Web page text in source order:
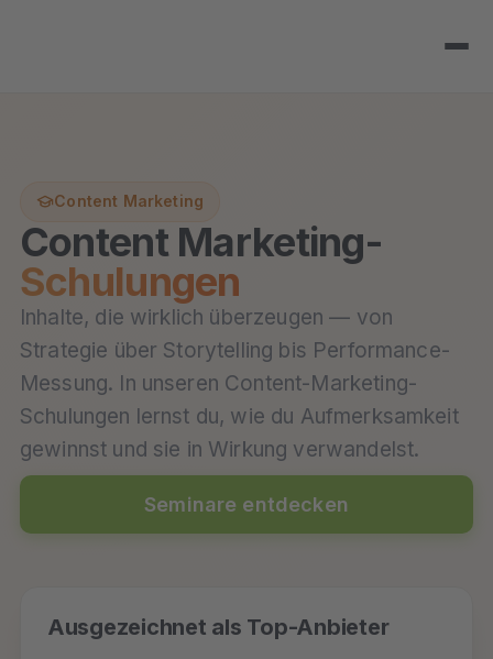
Content Marketing
Content Marketing-
Schulungen
Inhalte, die wirklich überzeugen — von
Strategie über Storytelling bis Performance-
Messung. In unseren Content-Marketing-
Schulungen lernst du, wie du Aufmerksamkeit
gewinnst und sie in Wirkung verwandelst.
Seminare entdecken
Ausgezeichnet als Top-Anbieter